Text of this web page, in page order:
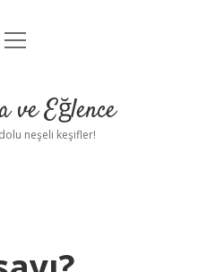
Uyarı
menüyü
ve Eğlence
neşeli keşifler!